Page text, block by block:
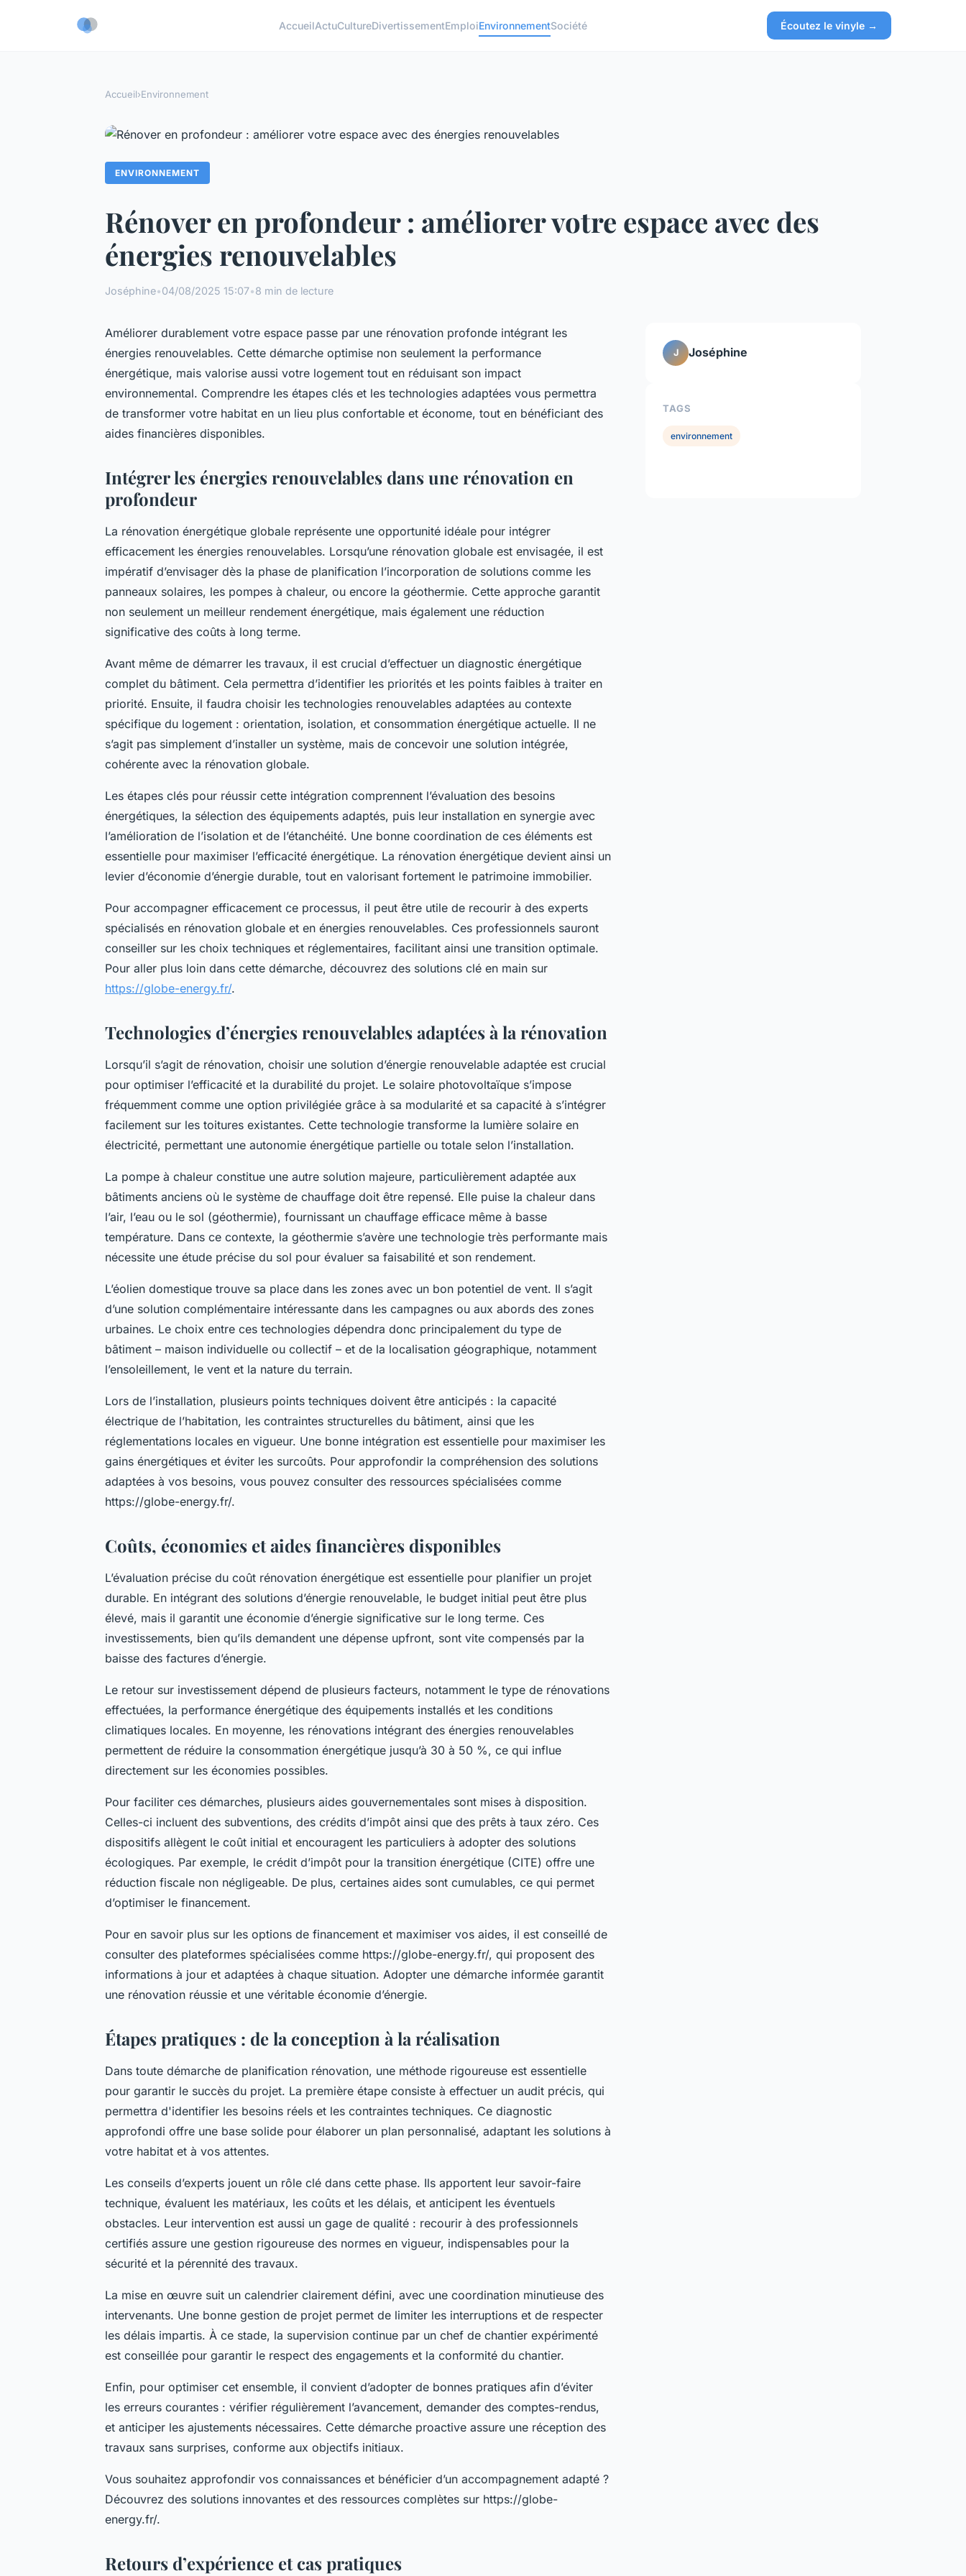
AccueilActuCultureDivertissementEmploiEnvironnementSociété Écoutez le vinyle →
Accueil›Environnement
ENVIRONNEMENT
Rénover en profondeur : améliorer votre espace avec des
énergies renouvelables
Joséphine•04/08/2025 15:07•8 min de lecture
Améliorer durablement votre espace passe par une rénovation profonde intégrant les
énergies renouvelables. Cette démarche optimise non seulement la performance
énergétique, mais valorise aussi votre logement tout en réduisant son impact
environnemental. Comprendre les étapes clés et les technologies adaptées vous permettra
de transformer votre habitat en un lieu plus confortable et économe, tout en bénéficiant des
aides financières disponibles.
Intégrer les énergies renouvelables dans une rénovation en
profondeur
La rénovation énergétique globale représente une opportunité idéale pour intégrer
efficacement les énergies renouvelables. Lorsqu’une rénovation globale est envisagée, il est
impératif d’envisager dès la phase de planification l’incorporation de solutions comme les
panneaux solaires, les pompes à chaleur, ou encore la géothermie. Cette approche garantit
non seulement un meilleur rendement énergétique, mais également une réduction
significative des coûts à long terme.
Avant même de démarrer les travaux, il est crucial d’effectuer un diagnostic énergétique
complet du bâtiment. Cela permettra d’identifier les priorités et les points faibles à traiter en
priorité. Ensuite, il faudra choisir les technologies renouvelables adaptées au contexte
spécifique du logement : orientation, isolation, et consommation énergétique actuelle. Il ne
s’agit pas simplement d’installer un système, mais de concevoir une solution intégrée,
cohérente avec la rénovation globale.
Les étapes clés pour réussir cette intégration comprennent l’évaluation des besoins
énergétiques, la sélection des équipements adaptés, puis leur installation en synergie avec
l’amélioration de l’isolation et de l’étanchéité. Une bonne coordination de ces éléments est
essentielle pour maximiser l’efficacité énergétique. La rénovation énergétique devient ainsi un
levier d’économie d’énergie durable, tout en valorisant fortement le patrimoine immobilier.
Pour accompagner efficacement ce processus, il peut être utile de recourir à des experts
spécialisés en rénovation globale et en énergies renouvelables. Ces professionnels sauront
conseiller sur les choix techniques et réglementaires, facilitant ainsi une transition optimale.
Pour aller plus loin dans cette démarche, découvrez des solutions clé en main sur
https://globe-energy.fr/.
Technologies d’énergies renouvelables adaptées à la rénovation
Lorsqu’il s’agit de rénovation, choisir une solution d’énergie renouvelable adaptée est crucial
pour optimiser l’efficacité et la durabilité du projet. Le solaire photovoltaïque s’impose
fréquemment comme une option privilégiée grâce à sa modularité et sa capacité à s’intégrer
facilement sur les toitures existantes. Cette technologie transforme la lumière solaire en
électricité, permettant une autonomie énergétique partielle ou totale selon l’installation.
La pompe à chaleur constitue une autre solution majeure, particulièrement adaptée aux
bâtiments anciens où le système de chauffage doit être repensé. Elle puise la chaleur dans
l’air, l’eau ou le sol (géothermie), fournissant un chauffage efficace même à basse
température. Dans ce contexte, la géothermie s’avère une technologie très performante mais
nécessite une étude précise du sol pour évaluer sa faisabilité et son rendement.
L’éolien domestique trouve sa place dans les zones avec un bon potentiel de vent. Il s’agit
d’une solution complémentaire intéressante dans les campagnes ou aux abords des zones
urbaines. Le choix entre ces technologies dépendra donc principalement du type de
bâtiment – maison individuelle ou collectif – et de la localisation géographique, notamment
l’ensoleillement, le vent et la nature du terrain.
Lors de l’installation, plusieurs points techniques doivent être anticipés : la capacité
électrique de l’habitation, les contraintes structurelles du bâtiment, ainsi que les
réglementations locales en vigueur. Une bonne intégration est essentielle pour maximiser les
gains énergétiques et éviter les surcoûts. Pour approfondir la compréhension des solutions
adaptées à vos besoins, vous pouvez consulter des ressources spécialisées comme
https://globe-energy.fr/.
Coûts, économies et aides financières disponibles
L’évaluation précise du coût rénovation énergétique est essentielle pour planifier un projet
durable. En intégrant des solutions d’énergie renouvelable, le budget initial peut être plus
élevé, mais il garantit une économie d’énergie significative sur le long terme. Ces
investissements, bien qu’ils demandent une dépense upfront, sont vite compensés par la
baisse des factures d’énergie.
Le retour sur investissement dépend de plusieurs facteurs, notamment le type de rénovations
effectuées, la performance énergétique des équipements installés et les conditions
climatiques locales. En moyenne, les rénovations intégrant des énergies renouvelables
permettent de réduire la consommation énergétique jusqu’à 30 à 50 %, ce qui influe
directement sur les économies possibles.
Pour faciliter ces démarches, plusieurs aides gouvernementales sont mises à disposition.
Celles-ci incluent des subventions, des crédits d’impôt ainsi que des prêts à taux zéro. Ces
dispositifs allègent le coût initial et encouragent les particuliers à adopter des solutions
écologiques. Par exemple, le crédit d’impôt pour la transition énergétique (CITE) offre une
réduction fiscale non négligeable. De plus, certaines aides sont cumulables, ce qui permet
d’optimiser le financement.
Pour en savoir plus sur les options de financement et maximiser vos aides, il est conseillé de
consulter des plateformes spécialisées comme https://globe-energy.fr/, qui proposent des
informations à jour et adaptées à chaque situation. Adopter une démarche informée garantit
une rénovation réussie et une véritable économie d’énergie.
Étapes pratiques : de la conception à la réalisation
Dans toute démarche de planification rénovation, une méthode rigoureuse est essentielle
pour garantir le succès du projet. La première étape consiste à effectuer un audit précis, qui
permettra d'identifier les besoins réels et les contraintes techniques. Ce diagnostic
approfondi offre une base solide pour élaborer un plan personnalisé, adaptant les solutions à
votre habitat et à vos attentes.
Les conseils d’experts jouent un rôle clé dans cette phase. Ils apportent leur savoir-faire
technique, évaluent les matériaux, les coûts et les délais, et anticipent les éventuels
obstacles. Leur intervention est aussi un gage de qualité : recourir à des professionnels
certifiés assure une gestion rigoureuse des normes en vigueur, indispensables pour la
sécurité et la pérennité des travaux.
La mise en œuvre suit un calendrier clairement défini, avec une coordination minutieuse des
intervenants. Une bonne gestion de projet permet de limiter les interruptions et de respecter
les délais impartis. À ce stade, la supervision continue par un chef de chantier expérimenté
est conseillée pour garantir le respect des engagements et la conformité du chantier.
Enfin, pour optimiser cet ensemble, il convient d’adopter de bonnes pratiques afin d’éviter
les erreurs courantes : vérifier régulièrement l’avancement, demander des comptes-rendus,
et anticiper les ajustements nécessaires. Cette démarche proactive assure une réception des
travaux sans surprises, conforme aux objectifs initiaux.
Vous souhaitez approfondir vos connaissances et bénéficier d’un accompagnement adapté ?
Découvrez des solutions innovantes et des ressources complètes sur https://globe-
energy.fr/.
Retours d’expérience et cas pratiques
J Joséphine
TAGS
environnement